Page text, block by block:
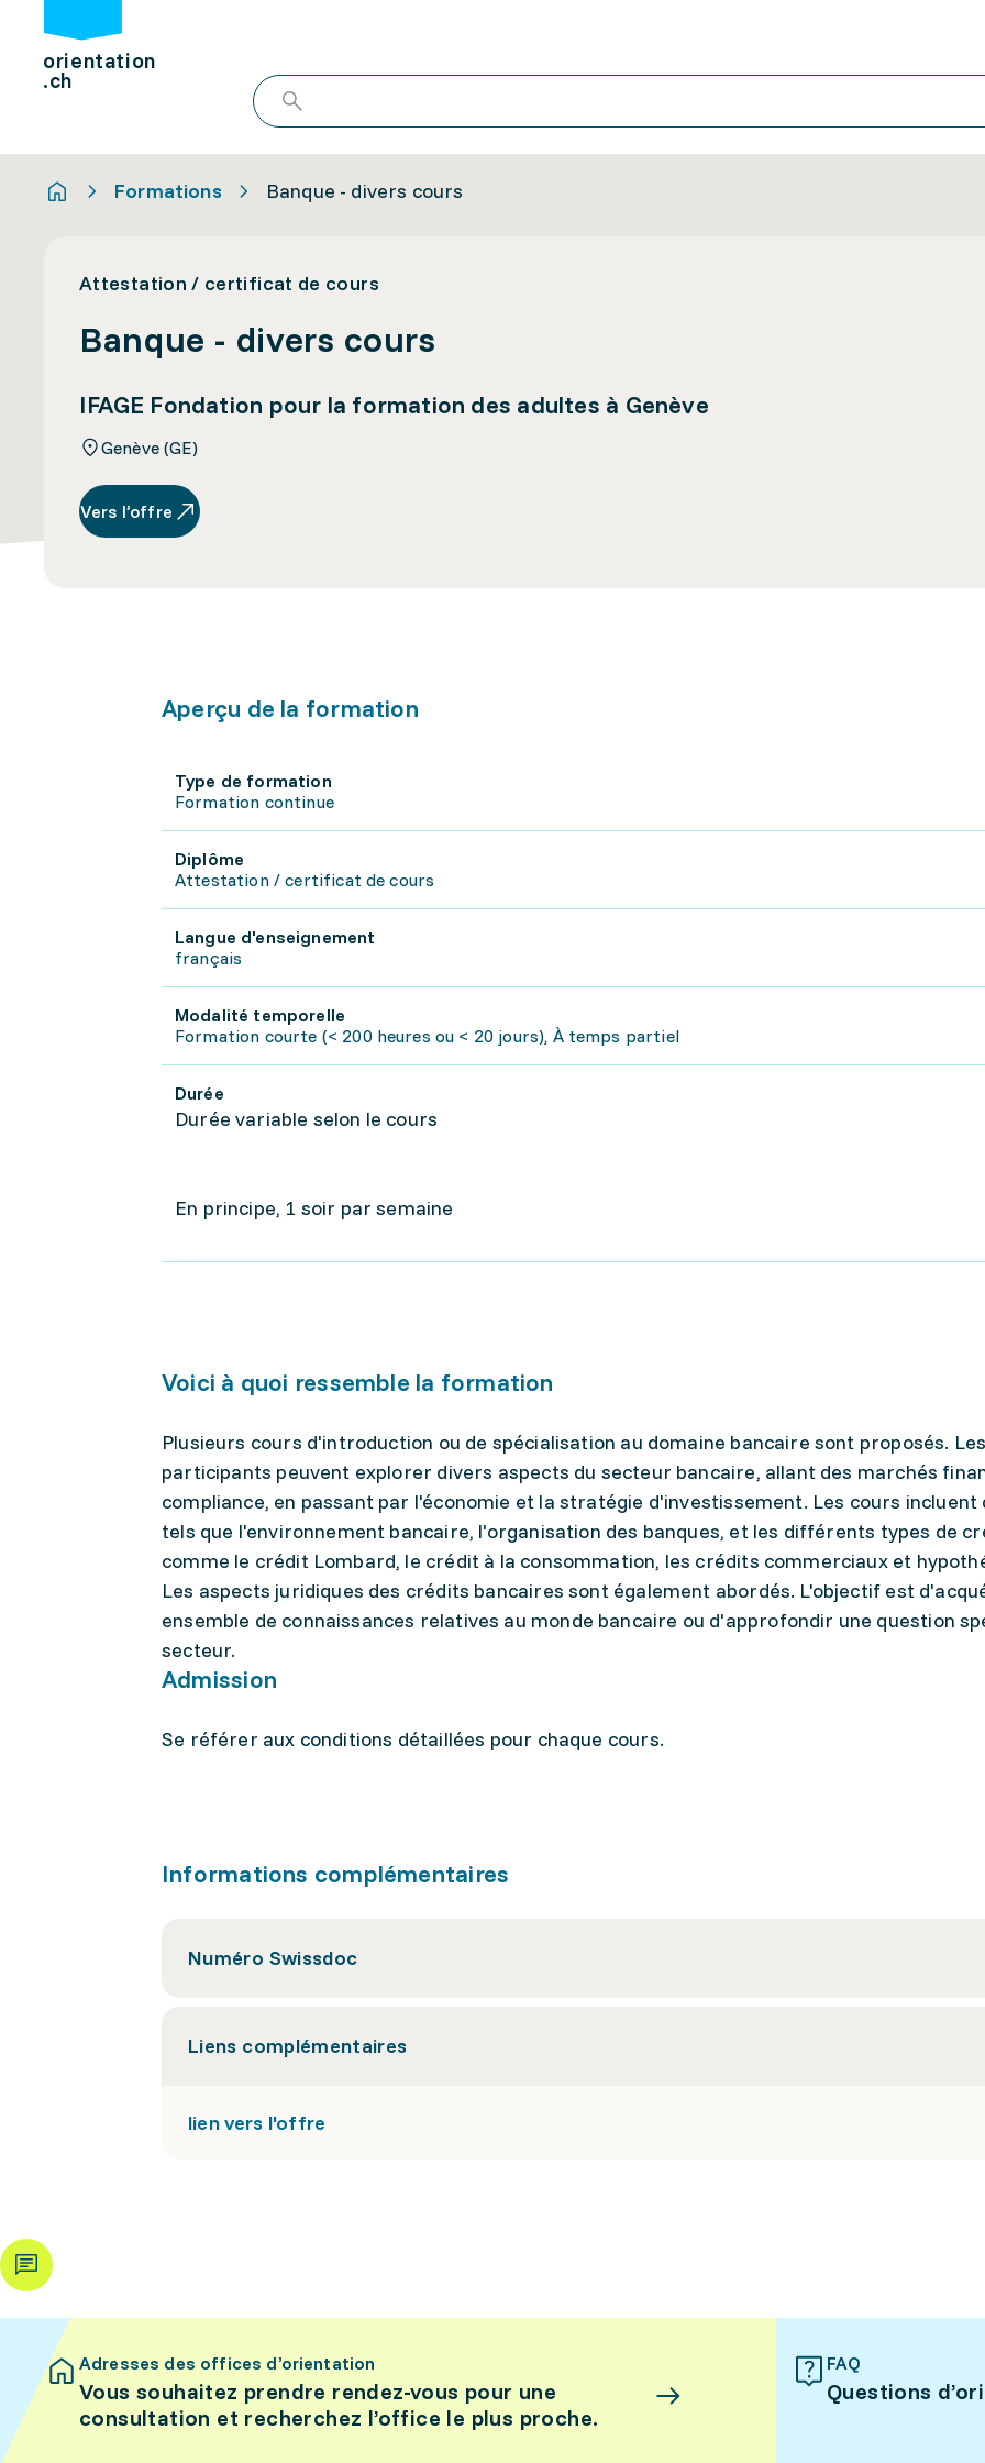
orientation
.ch
Formations Banque - divers cours
Attestation / certificat de cours
Banque - divers cours
IFAGE Fondation pour la formation des adultes à Genève
Genève (GE)
Vers l’offre
Aperçu de la formation
Type de formation
Formation continue
Diplôme
Attestation / certificat de cours
Langue d'enseignement
français
Modalité temporelle
Formation courte (< 200 heures ou < 20 jours), À temps partiel
Durée
Durée variable selon le cours
En principe, 1 soir par semaine
Voici à quoi ressemble la formation
Plusieurs cours d'introduction ou de spécialisation au domaine bancaire sont proposés. Les
participants peuvent explorer divers aspects du secteur bancaire, allant des marchés
compliance, en passant par l'économie et la stratégie d'investissement. Les cours incluent
tels que l'environnement bancaire, l'organisation des banques, et les différents types de
comme le crédit Lombard, le crédit à la consommation, les crédits commerciaux et
Les aspects juridiques des crédits bancaires sont également abordés. L'objectif est
ensemble de connaissances relatives au monde bancaire ou d'approfondir une question
secteur.
Admission
Se référer aux conditions détaillées pour chaque cours.
Informations complémentaires
Numéro Swissdoc
Liens complémentaires
lien vers l'offre
Adresses des offices d’orientation
Vous souhaitez prendre rendez-vous pour une
consultation et recherchez l’office le plus proche.
FAQ
Questions